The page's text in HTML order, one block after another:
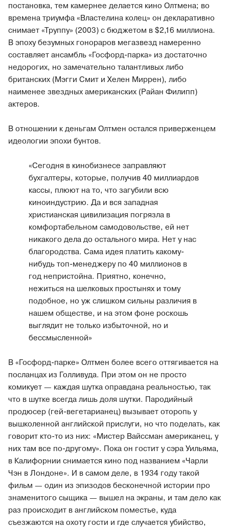
постановка, тем камернее делается кино Олтмена; во
времена триумфа «Властелина колец» он декларативно
снимает «Труппу» (2003) с бюджетом в $2,16 миллиона.
В эпоху безумных гонораров мегазвезд намеренно
составляет ансамбль «Госфорд-парка» из достаточно
недорогих, но замечательно талантливых либо
британских (Мэгги Смит и Хелен Миррен), либо
наименее звездных американских (Райан Филипп)
актеров.
В отношении к деньгам Олтмен остался приверженцем
идеологии эпохи бунтов.
«Сегодня в кинобизнесе заправляют
бухгалтеры, которые, получив 40 миллиардов
кассы, плюют на то, что загубили всю
киноиндустрию. Да и вся западная
христианская цивилизация погрязла в
комфортабельном самодовольстве, ей нет
никакого дела до остального мира. Нет у нас
благородства. Сама идея платить какому-
нибудь топ-менеджеру по 40 миллионов в
год непристойна. Приятно, конечно,
нежиться на шелковых простынях и тому
подобное, но уж слишком сильны различия в
нашем обществе, и на этом фоне роскошь
выглядит не только избыточной, но и
бессмысленной»
В «Госфорд-парке» Олтмен более всего оттягивается на
посланцах из Голливуда. При этом он не просто
комикует — каждая шутка оправдана реальностью, так
что в шутке всегда лишь доля шутки. Пародийный
продюсер (гей-вегетарианец) вызывает оторопь у
вышколенной английской прислуги, но что поделать, как
говорит кто-то из них: «Мистер Вайссман американец, у
них там все по-другому». Пока он гостит у сэра Уильяма,
в Калифорнии снимается кино под названием «Чарли
Чэн в Лондоне». И в самом деле, в 1934 году такой
фильм — один из эпизодов бесконечной истории про
знаменитого сыщика — вышел на экраны, и там дело как
раз происходит в английском поместье, куда
съезжаются на охоту гости и где случается убийство,